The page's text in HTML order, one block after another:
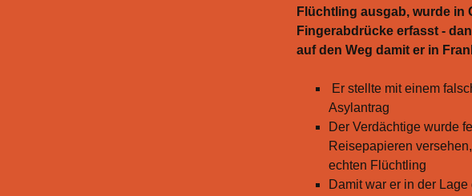
Flüchtling ausgab, wurde in
Fingerabdrücke erfasst -
auf den Weg damit er in
Er stellte mit einem
Asylantrag
Der Verdächtige wurde
Reisepapieren
echten Flüchtling
Damit war er in der